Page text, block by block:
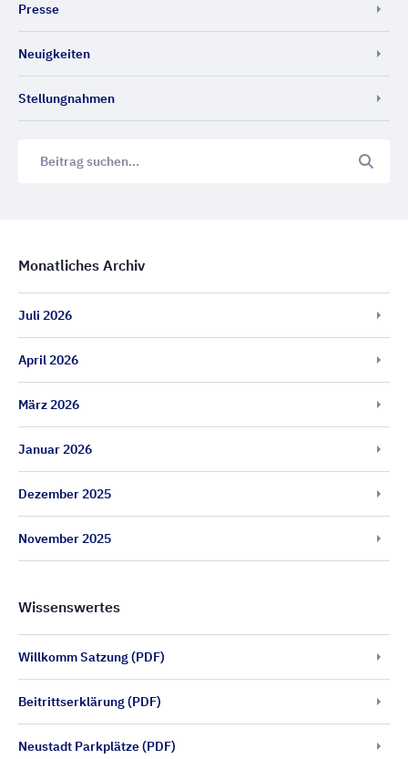
Presse
Neuigkeiten
Stellungnahmen
Monatliches Archiv
Juli 2026
April 2026
März 2026
Januar 2026
Dezember 2025
November 2025
Wissenswertes
Willkomm Satzung (PDF)
Beitrittserklärung (PDF)
Neustadt Parkplätze (PDF)